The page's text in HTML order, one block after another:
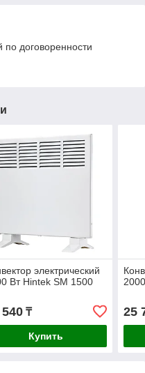
по договоренности
электрический
Вт Hintek SM 1500
₸
Купить
25